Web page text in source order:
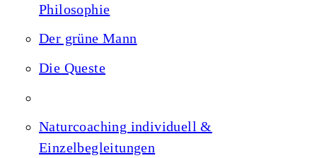
Philosophie
Der grüne Mann
Die Queste
Naturcoaching individuell &
Einzelbegleitungen